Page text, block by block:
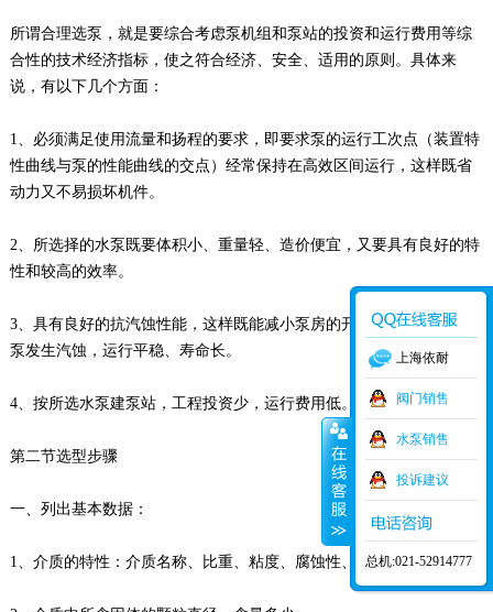
所谓合理选泵，就是要综合考虑泵机组和泵站的投资和运行费用等综
合性的技术经济指标，使之符合经济、安全、适用的原则。具体来
说，有以下几个方面：
1、必须满足使用流量和扬程的要求，即要求泵的运行工次点（装置特
性曲线与泵的性能曲线的交点）经常保持在高效区间运行，这样既省
动力又不易损坏机件。
2、所选择的水泵既要体积小、重量轻、造价便宜，又要具有良好的特
性和较高的效率。
3、具有良好的抗汽蚀性能，这样既能减小泵房的开挖深度，又不使水
泵发生汽蚀，运行平稳、寿命长。
4、按所选水泵建泵站，工程投资少，运行费用低。
第二节选型步骤
一、列出基本数据：
1、介质的特性：介质名称、比重、粘度、腐蚀性、毒性等。
上海依耐
阀门销售
水泵销售
投诉建议
总机:021-52914777